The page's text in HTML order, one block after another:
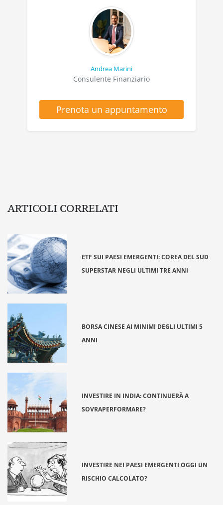
Andrea Marini
Consulente Finanziario
Prenota un appuntamento
ARTICOLI CORRELATI
ETF SUI PAESI EMERGENTI: COREA DEL SUD
SUPERSTAR NEGLI ULTIMI TRE ANNI
BORSA CINESE AI MINIMI DEGLI ULTIMI 5
ANNI
INVESTIRE IN INDIA: CONTINUERÀ A
SOVRAPERFORMARE?
INVESTIRE NEI PAESI EMERGENTI OGGI UN
RISCHIO CALCOLATO?